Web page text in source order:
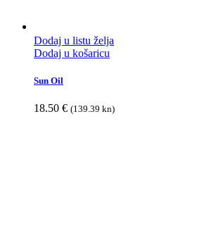
Dodaj u listu želja
Dodaj u košaricu
Sun Oil
18.50 € (139.39 kn)